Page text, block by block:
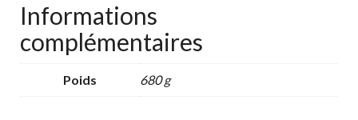
Informations
complémentaires
Poids 680 g